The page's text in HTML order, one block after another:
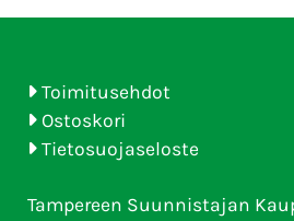
Toimitusehdot
Ostoskori
Tietosuojaseloste
Tampereen Suunnistajan